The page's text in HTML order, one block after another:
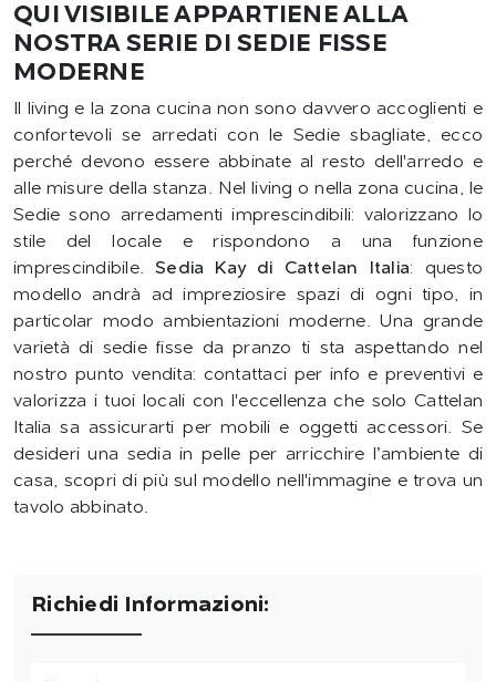
QUI VISIBILE APPARTIENE ALLA
NOSTRA SERIE DI SEDIE FISSE
MODERNE
Il living e la zona cucina non sono davvero accoglienti e
confortevoli se arredati con le Sedie sbagliate, ecco
perché devono essere abbinate al resto dell'arredo e
alle misure della stanza. Nel living o nella zona cucina, le
Sedie sono arredamenti imprescindibili: valorizzano lo
stile del locale e rispondono a una funzione
imprescindibile.Sedia Kay di Cattelan Italia: questo
modello andrà ad impreziosire spazi di ogni tipo, in
particolar modo ambientazioni moderne. Una grande
varietà di sedie fisse da pranzo ti sta aspettando nel
nostro punto vendita: contattaci per info e preventivi e
valorizza i tuoi locali con l'eccellenza che solo Cattelan
Italia sa assicurarti per mobili e oggetti accessori. Se
desideri una sedia in pelle per arricchire l’ambiente di
casa, scopri di più sul modello nell'immagine e trova un
tavolo abbinato.
Richiedi Informazioni: